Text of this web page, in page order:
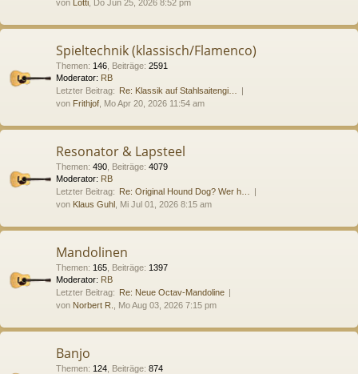
von Lotti , Do Jun 25, 2026 8:52 pm
Spieltechnik (klassisch/Flamenco)
Themen: 146 Beiträge: 2591
Moderator: RB
Letzter Beitrag: Re: Klassik auf Stahlsaitengi…
von Frithjof , Mo Apr 20, 2026 11:54 am
Resonator & Lapsteel
Themen: 490 Beiträge: 4079
Moderator: RB
Letzter Beitrag: Re: Original Hound Dog? Wer h…
von Klaus Guhl , Mi Jul 01, 2026 8:15 am
Mandolinen
Themen: 165 Beiträge: 1397
Moderator: RB
Letzter Beitrag: Re: Neue Octav-Mandoline
von Norbert R. , Mo Aug 03, 2026 7:15 pm
Banjo
Themen: 124 Beiträge: 874